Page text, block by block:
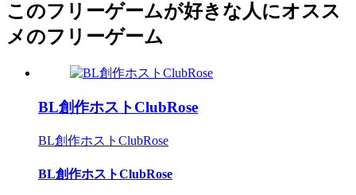
このフリーゲームが好きな人にオスス
メのフリーゲーム
BL創作ホストClubRose
BL創作ホストClubRose
BL創作ホストClubRose